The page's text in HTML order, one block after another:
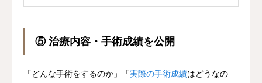
術...
⑤ 治療内容・手術成績を公開
「どんな手術をするのか」「実際の手術成績はどうなの